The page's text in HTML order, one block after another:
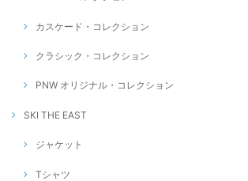
カスケード・コレクション
クラシック・コレクション
PNW オリジナル・コレクション
SKI THE EAST
ジャケット
Tシャツ